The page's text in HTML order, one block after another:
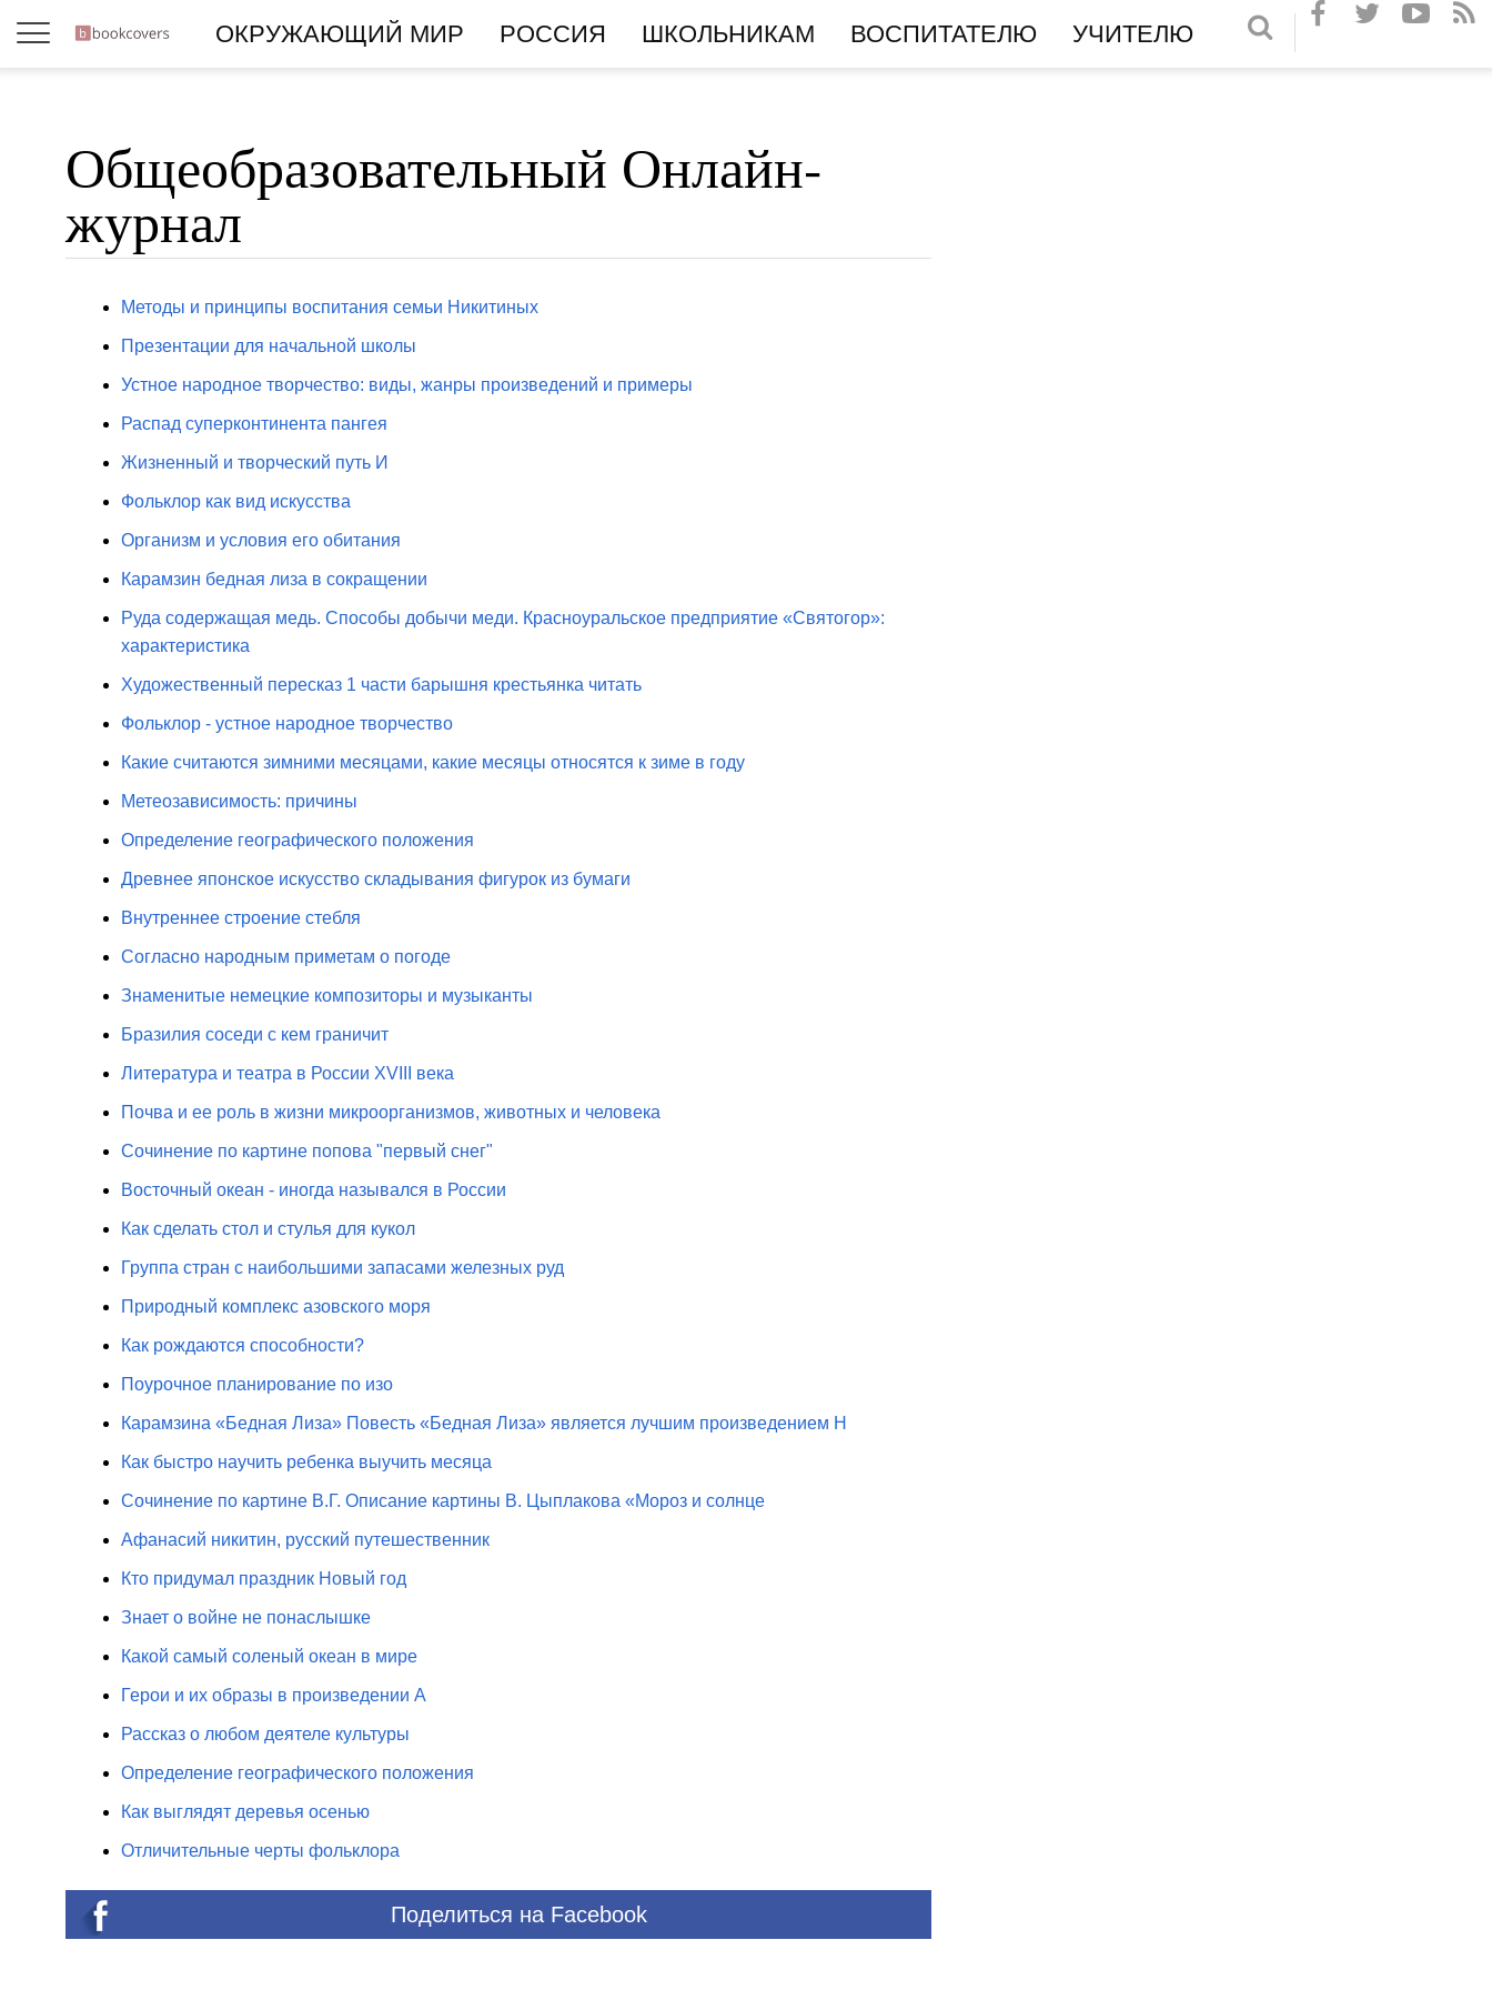
ОКРУЖАЮЩИЙ МИР РОССИЯ ШКОЛЬНИКАМ ВОСПИТАТЕЛЮ УЧИТЕЛЮ
Общеобразовательный Онлайн-
журнал
Методы и принципы воспитания семьи Никитиных
Презентации для начальной школы
Устное народное творчество: виды, жанры произведений и примеры
Распад суперконтинента пангея
Жизненный и творческий путь И
Фольклор как вид искусства
Организм и условия его обитания
Карамзин бедная лиза в сокращении
Руда содержащая медь. Способы добычи меди. Красноуральское предприятие «Святогор»:
характеристика
Художественный пересказ 1 части барышня крестьянка читать
Фольклор - устное народное творчество
Какие считаются зимними месяцами, какие месяцы относятся к зиме в году
Метеозависимость: причины
Определение географического положения
Древнее японское искусство складывания фигурок из бумаги
Внутреннее строение стебля
Согласно народным приметам о погоде
Знаменитые немецкие композиторы и музыканты
Бразилия соседи с кем граничит
Литература и театра в России XVIII века
Почва и ее роль в жизни микроорганизмов, животных и человека
Сочинение по картине попова "первый снег"
Восточный океан - иногда назывался в России
Как сделать стол и стулья для кукол
Группа стран с наибольшими запасами железных руд
Природный комплекс азовского моря
Как рождаются способности?
Поурочное планирование по изо
Карамзина «Бедная Лиза» Повесть «Бедная Лиза» является лучшим произведением Н
Как быстро научить ребенка выучить месяца
Сочинение по картине В.Г. Описание картины В. Цыплакова «Мороз и солнце
Афанасий никитин, русский путешественник
Кто придумал праздник Новый год
Знает о войне не понаслышке
Какой самый соленый океан в мире
Герои и их образы в произведении А
Рассказ о любом деятеле культуры
Определение географического положения
Как выглядят деревья осенью
Отличительные черты фольклора
Поделиться на Facebook